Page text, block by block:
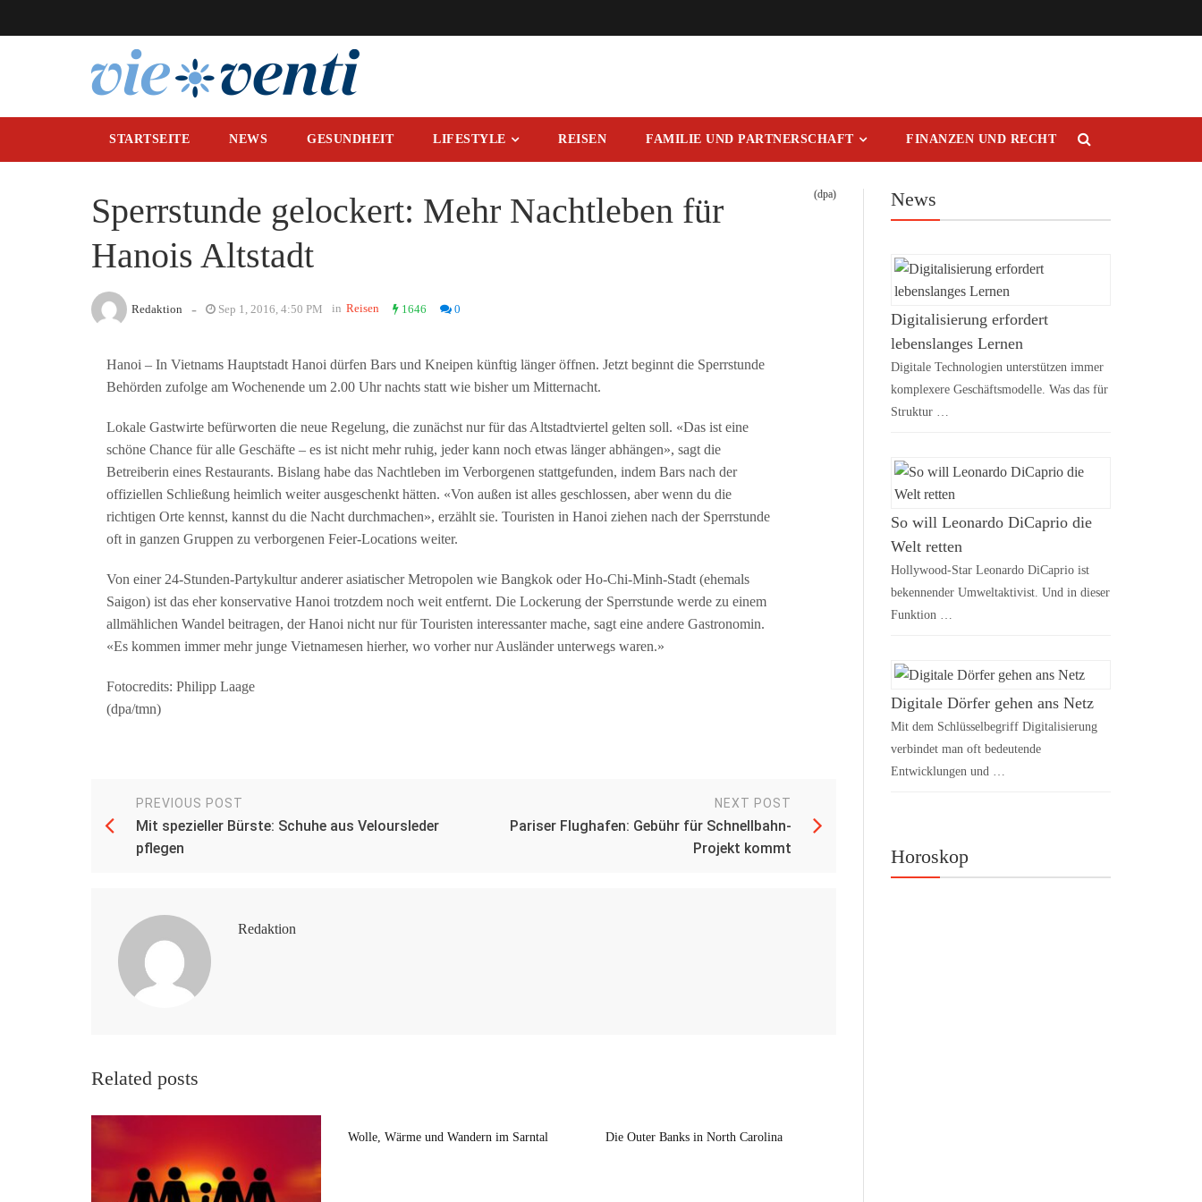
STARTSEITE NEWS GESUNDHEIT LIFESTYLE REISEN FAMILIE UND PARTNERSCHAFT FINANZEN UND RECHT
Sperrstunde gelockert: Mehr Nachtleben für
Hanois Altstadt
(dpa)
Redaktion - Sep 1, 2016, 4:50 PM in Reisen 1646 0
Hanoi – In Vietnams Hauptstadt Hanoi dürfen Bars und Kneipen künftig länger öffnen. Jetzt beginnt die Sperrstunde
Behörden zufolge am Wochenende um 2.00 Uhr nachts statt wie bisher um Mitternacht.
Lokale Gastwirte befürworten die neue Regelung, die zunächst nur für das Altstadtviertel gelten soll. «Das ist eine
schöne Chance für alle Geschäfte – es ist nicht mehr ruhig, jeder kann noch etwas länger abhängen», sagt die
Betreiberin eines Restaurants. Bislang habe das Nachtleben im Verborgenen stattgefunden, indem Bars nach der
offiziellen Schließung heimlich weiter ausgeschenkt hätten. «Von außen ist alles geschlossen, aber wenn du die
richtigen Orte kennst, kannst du die Nacht durchmachen», erzählt sie. Touristen in Hanoi ziehen nach der Sperrstunde
oft in ganzen Gruppen zu verborgenen Feier-Locations weiter.
Von einer 24-Stunden-Partykultur anderer asiatischer Metropolen wie Bangkok oder Ho-Chi-Minh-Stadt (ehemals
Saigon) ist das eher konservative Hanoi trotzdem noch weit entfernt. Die Lockerung der Sperrstunde werde zu einem
allmählichen Wandel beitragen, der Hanoi nicht nur für Touristen interessanter mache, sagt eine andere Gastronomin.
«Es kommen immer mehr junge Vietnamesen hierher, wo vorher nur Ausländer unterwegs waren.»
Fotocredits: Philipp Laage
(dpa/tmn)
PREVIOUS POST
Mit spezieller Bürste: Schuhe aus Veloursleder
pflegen
NEXT POST
Pariser Flughafen: Gebühr für Schnellbahn-
Projekt kommt
Redaktion
Related posts
Wolle, Wärme und Wandern im Sarntal Die Outer Banks in North Carolina
News
Digitalisierung erfordert
lebenslanges Lernen
Digitale Technologien unterstützen immer
komplexere Geschäftsmodelle. Was das für
Struktur …
So will Leonardo DiCaprio die
Welt retten
Hollywood-Star Leonardo DiCaprio ist
bekennender Umweltaktivist. Und in dieser
Funktion …
Digitale Dörfer gehen ans Netz
Mit dem Schlüsselbegriff Digitalisierung
verbindet man oft bedeutende
Entwicklungen und …
Horoskop